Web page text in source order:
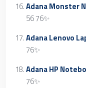
Adana Monster
56 76✨
Adana Lenovo
76✨
Adana HP
76✨